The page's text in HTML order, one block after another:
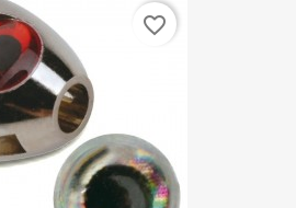
favorite_border